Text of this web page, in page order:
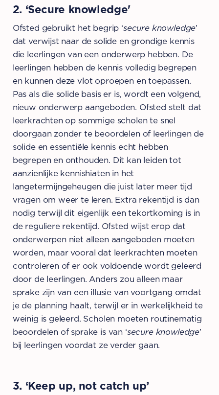
2. ‘Secure knowledge'
Ofsted gebruikt het begrip ‘secure knowledge’
dat verwijst naar de solide en grondige kennis
die leerlingen van een onderwerp hebben. De
leerlingen hebben de kennis volledig begrepen
en kunnen deze vlot oproepen en toepassen.
Pas als die solide basis er is, wordt een volgend,
nieuw onderwerp aangeboden. Ofsted stelt dat
leerkrachten op sommige scholen te snel
doorgaan zonder te beoordelen of leerlingen de
solide en essentiële kennis echt hebben
begrepen en onthouden. Dit kan leiden tot
aanzienlijke kennishiaten in het
langetermijngeheugen die juist later meer tijd
vragen om weer te leren. Extra rekentijd is dan
nodig terwijl dit eigenlijk een tekortkoming is in
de reguliere rekentijd. Ofsted wijst erop dat
onderwerpen niet alleen aangeboden moeten
worden, maar vooral dat leerkrachten moeten
controleren of er ook voldoende wordt geleerd
door de leerlingen. Anders zou alleen maar
sprake zijn van een illusie van voortgang omdat
je de planning haalt, terwijl er in werkelijkheid te
weinig is geleerd. Scholen moeten routinematig
beoordelen of sprake is van ‘secure knowledge’
bij leerlingen voordat ze verder gaan.
3. ‘Keep up, not catch up’